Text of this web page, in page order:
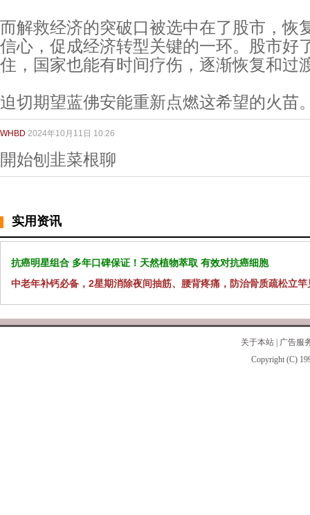
而解救经济的突破口被选中在了股市，恢
信心，促成经济转型关键的一环。股市好
住，国家也能有时间疗伤，逐渐恢复和过
迫切期望蓝佛安能重新点燃这希望的火苗
WHBD 2024年10月11日 10:26
開始刨韭菜根聊
实用资讯
抗癌明星组合 多年口碑保证！天然植物萃取 有效对抗癌细胞
中老年补钙必备，2星期消除夜间抽筋、腰背疼痛，防治骨质疏松立竿
关于本站
广告服
Copyright (C)